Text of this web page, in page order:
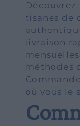
TRAVAILLER AVEC
tisanes de
livraison
méthodes
où vous le